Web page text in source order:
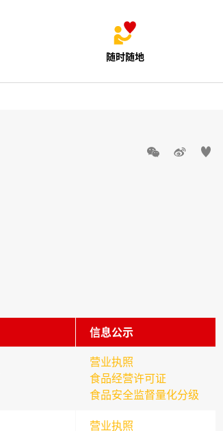
随时随地
  
信息公示
营业执照
食品经营许可证
食品安全监督量化分级
营业执照